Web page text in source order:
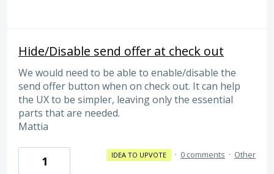
Hide/Disable send offer at check out
We would need to be able to enable/disable the
send offer button when on check out. It can help
the UX to be simpler, leaving only the essential
parts that are needed.
Mattia
1 IDEA TO UPVOTE · 0 comments · Other